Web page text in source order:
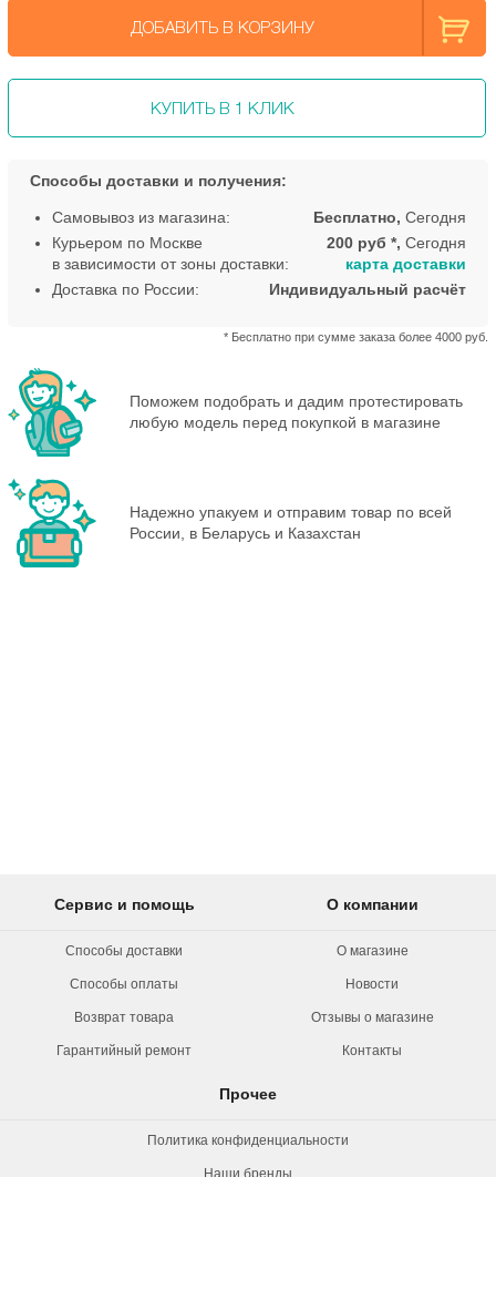
ДОБАВИТЬ В КОРЗИНУ
КУПИТЬ В 1 КЛИК
Способы доставки и получения:
Самовывоз из магазина: Бесплатно, Сегодня
Курьером по Москве
в зависимости от зоны доставки:
200 руб *, Сегодня
* Бесплатно при сумме заказа более 4000 руб.
карта доставки
Доставка по России:
Индивидуальный расчёт
Поможем подобрать и дадим протестировать
любую модель перед покупкой в магазине
Надежно упакуем и отправим товар по всей
России, в Беларусь и Казахстан
Сервис и помощь
Способы доставки
Способы оплаты
Возврат товара
Гарантийный ремонт
О компании
О магазине
Новости
Отзывы о магазине
Контакты
Прочее
Политика конфиденциальности
Наши бренды